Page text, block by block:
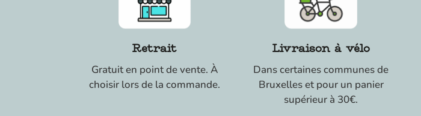
Retrait
Gratuit en point de vente. À
choisir lors de la commande.
Livraison à vélo
Dans certaines communes de
Bruxelles et pour un panier
supérieur à 30€.